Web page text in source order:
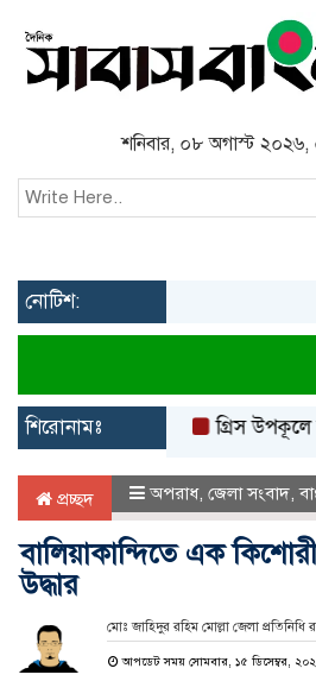
শনিবার, ০৮ অগাস্ট ২০২৬,
নোটিশ:
শিরোনামঃ গ্রিস উপকূলে
প্রচ্ছদ অপরাধ, জেলা সংবাদ,
বালিয়াকান্দিতে এক
উদ্ধার
মোঃ জাহিদুর রহিম মোল্লা জেলা প্রতিনিধি
আপডেট সময় সোমবার, ১৫ ডিসেম্বর,